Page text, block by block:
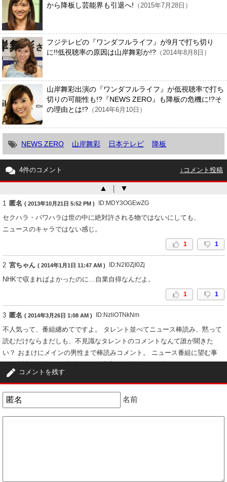
から降板し芸能界も引退へ! （2015年7月28日）
フジテレビの『ワンダフルライフ』が9月で打ち切り
に!!低視聴率の原因は山岸舞彩か!? （2014年8月8日）
山岸舞彩出演の『ワンダフルライフ』が低視聴率で打ち
切りの可能性も!?『NEWS ZERO』も降板の危機に!?そ
の理由とは!? （2014年6月10日）
NEWS ZERO 山岸舞彩 日本テレビ 降板
4件のコメント ↓コメント投稿
▲ ｜ ▼
1 匿名 ( 2013年10月21日 5:52 PM ) ID:MDY3OGEwZG
セクハラ・パワハラは世の中に絶対許される物ではないにしても、
ニュースのキャラではない感じ。
1 1
2 宮ちゃん ( 2014年1月1日 11:47 AM ) ID:N2I0ZjI0Zj
NHKで収まればよかったのに…自業自得なんだよ。
1 1
3 匿名 ( 2014年3月26日 1:08 AM ) ID:NzliOTNkNm
不人気って、番組纏めてですよ。 タレント並べてニュース棒読み、黙って
読むだけならまだしも、不見識なタレントのコメントなんて誰が聞きた
い？ おまけにメインの男性まで棒読みコメント。 ニュース番組に望む事
哀しみの黒い瞳 ( 2024年10月3日 7:11 PM ) ID:OTU5MTM2ZD
コメントを残す
名前